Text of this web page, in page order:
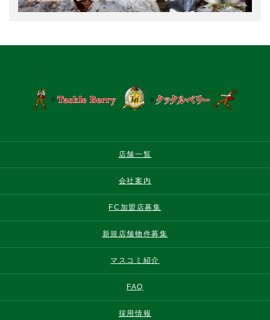
店舗一覧
会社案内
FC加盟店募集
新規店舗物件募集
マスコミ紹介
FAQ
採用情報